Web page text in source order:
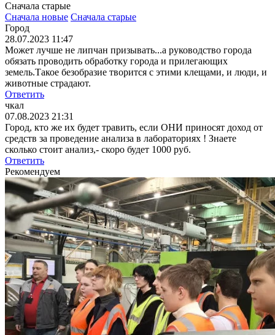
Сначала старые
Сначала новые Сначала старые
Город
28.07.2023 11:47
Может лучше не липчан призывать...а руководство города
обязать проводить обработку города и прилегающих
земель.Такое безобразие творится с этими клещами, и люди, и
животные страдают.
Ответить
чкал
07.08.2023 21:31
Город, кто же их будет травить, если ОНИ приносят доход от
средств за проведение анализа в лабораториях ! Знаете
сколько стоит анализ,- скоро будет 1000 руб.
Ответить
Рекомендуем